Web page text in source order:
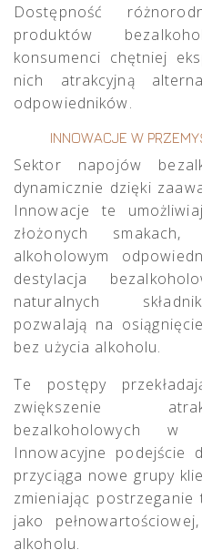
Dostępność
produktów
konsumenci chętniej
nich atrakcyjną
odpowiedników.
INNOWACJE W
Sektor napojów
dynamicznie dzięki
Innowacje te
złożonych
alkoholowym
destylacja
naturalnych
pozwalają na
bez użycia alkoholu.
Te postępy
zwiększenie
bezalkoholowych w
Innowacyjne podejście
przyciąga nowe grupy
zmieniając
jako
alkoholu.